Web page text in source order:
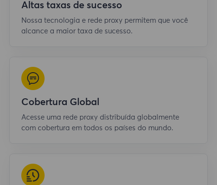
Altas taxas de sucesso
Nossa tecnologia e rede proxy permitem que você
alcance a maior taxa de sucesso.
Cobertura Global
Acesse uma rede proxy distribuída globalmente
com cobertura em todos os países do mundo.